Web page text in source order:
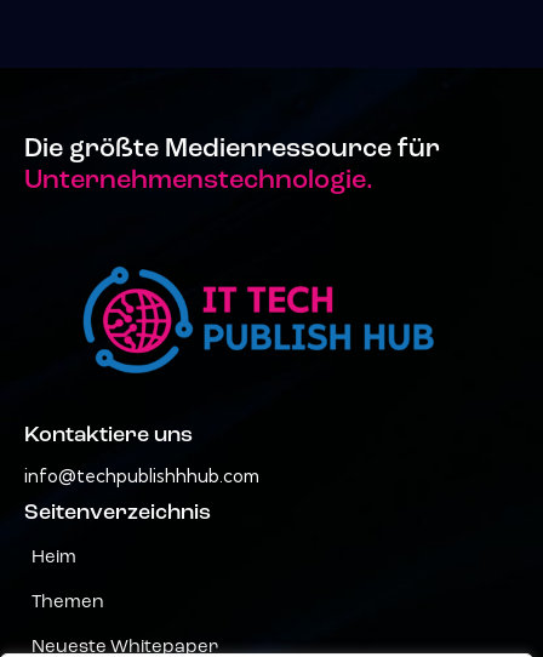
Die größte Medienressource für
Unternehmenstechnologie.
Kontaktiere uns
info@techpublishhhub.com
Seitenverzeichnis
Heim
Themen
Neueste Whitepaper